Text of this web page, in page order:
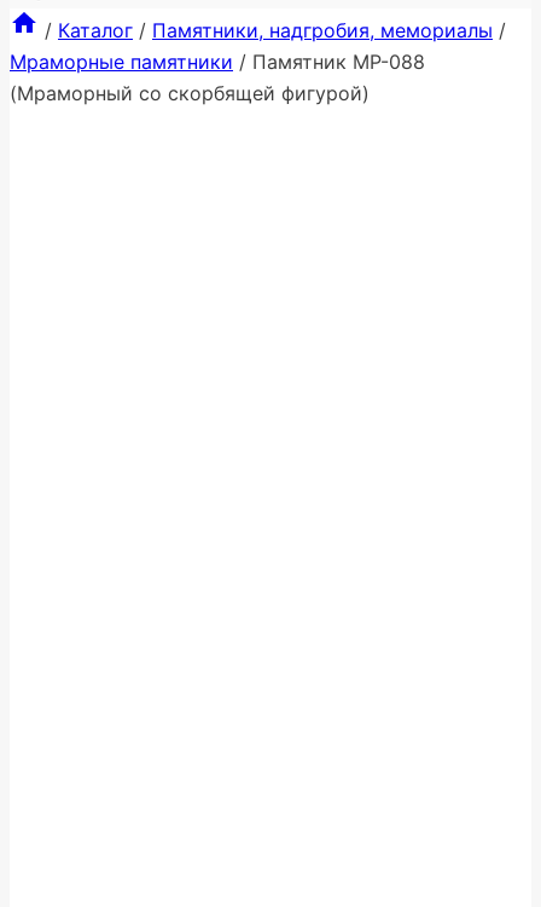
/ Каталог / Памятники, надгробия, мемориалы /
Мраморные памятники / Памятник МР-088
(Мраморный со скорбящей фигурой)